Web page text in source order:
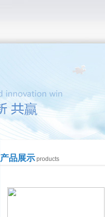
产品展示 products